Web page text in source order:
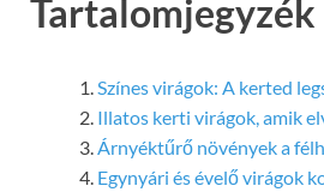
Tartalomjegyzék
Színes virágok: A kerted
Illatos kerti virágok, amik
Árnyéktűrő növények a
Egynyári és évelő virágok